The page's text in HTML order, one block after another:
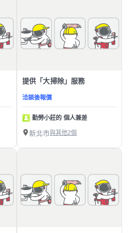
提供「大掃除」服務
洽談後報價
勤勞小莊的 個人兼差
新北市與其他2個